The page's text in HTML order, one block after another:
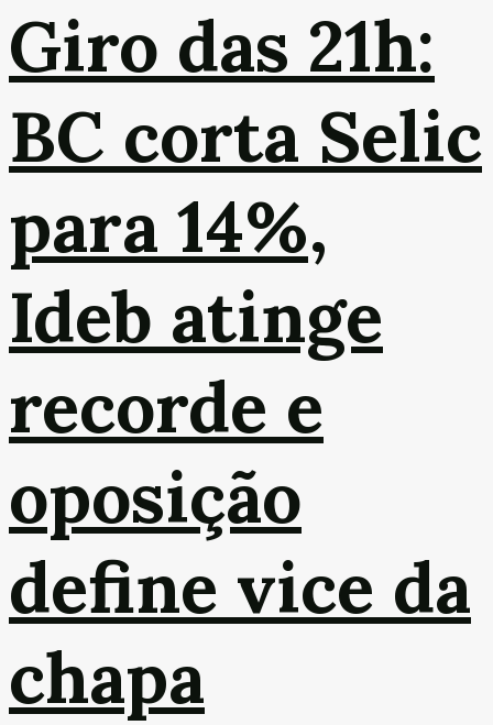
Giro das 21h:
BC corta Selic
para 14%,
Ideb atinge
recorde e
oposição
define vice da
chapa